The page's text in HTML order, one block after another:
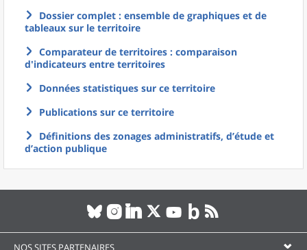
Dossier complet : ensemble de graphiques et de
tableaux sur le territoire
Comparateur de territoires : comparaison
d'indicateurs entre territoires
Données statistiques sur ce territoire
Publications sur ce territoire
Définitions des zonages administratifs, d’étude et
d’action publique
NOS SITES PARTENAIRES